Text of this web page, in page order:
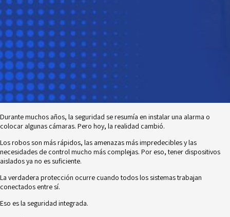
Durante muchos años, la seguridad se resumía en instalar una alarma o
colocar algunas cámaras. Pero hoy, la realidad cambió.
Los robos son más rápidos, las amenazas más impredecibles y las
necesidades de control mucho más complejas. Por eso, tener dispositivos
aislados ya no es suficiente.
La verdadera protección ocurre cuando todos los sistemas trabajan
conectados entre sí.
Eso es la seguridad integrada.